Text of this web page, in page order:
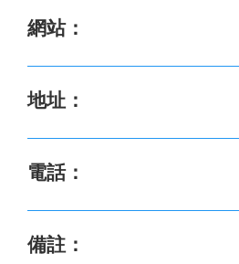
網站：
地址：
電話：
備註：